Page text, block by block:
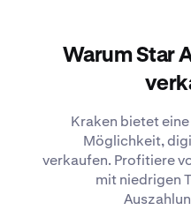
Warum Star
Kraken bietet
Möglichkeit,
verkaufen. Profitiere
mit niedrigen